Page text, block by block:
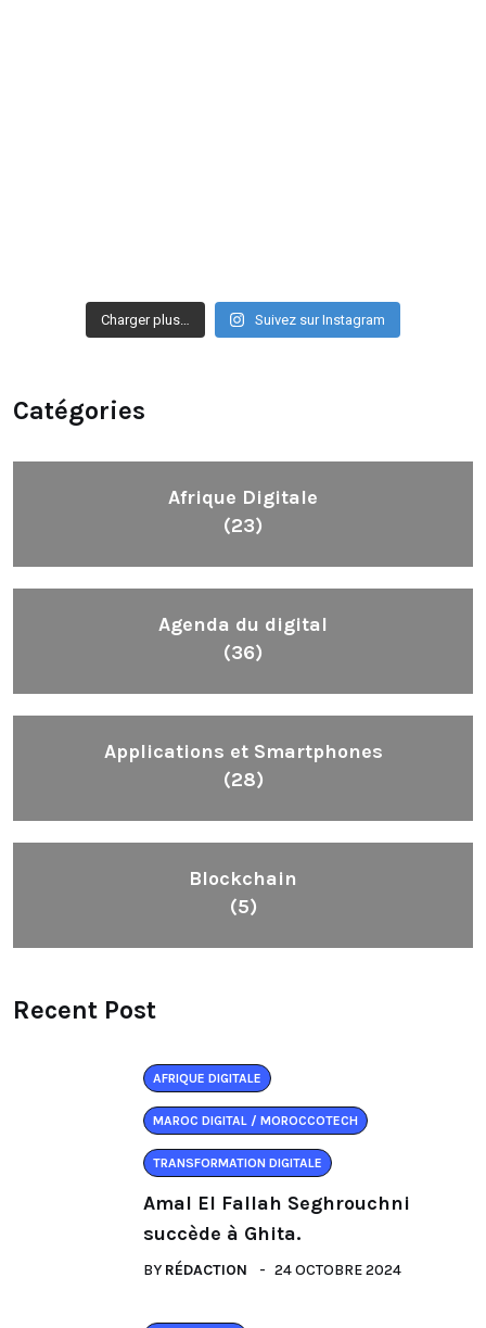
Charger plus… Suivez sur Instagram
Catégories
Afrique Digitale
(23)
Agenda du digital
(36)
Applications et Smartphones
(28)
Blockchain
(5)
Recent Post
AFRIQUE DIGITALE
MAROC DIGITAL / MOROCCOTECH
TRANSFORMATION DIGITALE
Amal El Fallah Seghrouchni
succède à Ghita.
BY RÉDACTION 24 OCTOBRE 2024